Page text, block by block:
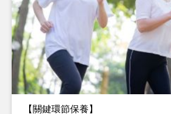
【關鍵環節保養】